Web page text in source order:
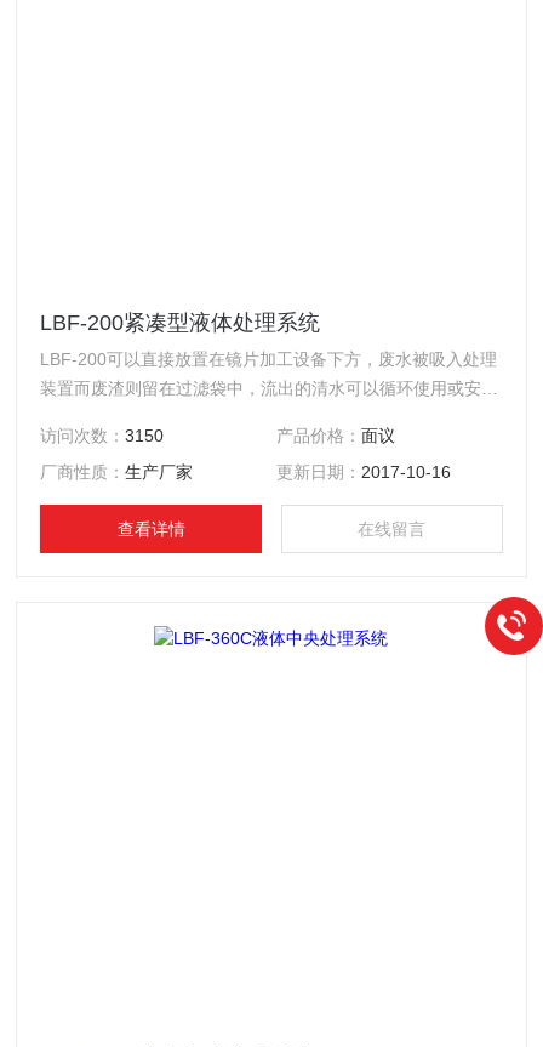
LBF-200紧凑型液体处理系统
LBF-200可以直接放置在镜片加工设备下方，废水被吸入处理
装置而废渣则留在过滤袋中，流出的清水可以循环使用或安全
访问次数：3150 产品价格： 面议
厂商性质：生产厂家 更新日期： 2017-10-16
查看详情 在线留言